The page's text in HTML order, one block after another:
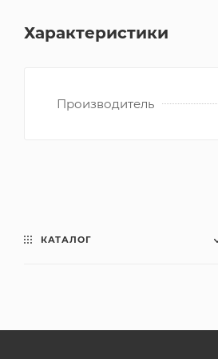
Характеристики
Производитель
КАТАЛОГ